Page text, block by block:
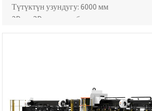
Түтүктүн узундугу: 6000 мм
2D же 3D лазердик баш
CNC лазердик контроллери: FSCUT